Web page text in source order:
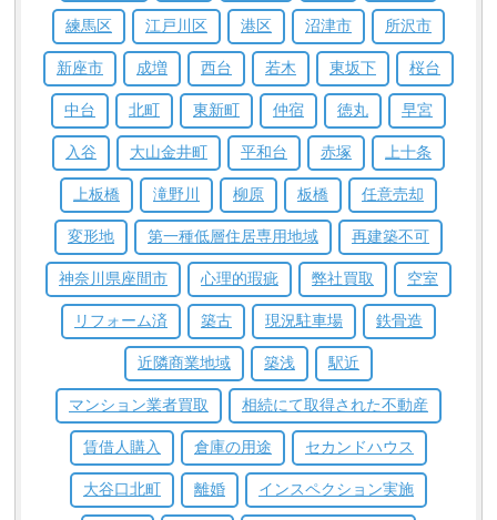
さい。海外との行き来、引き続き大変かと思いますが、どう
か体調等崩されませんよう、お気を付けください。この度の
お取引、誠にありがとうございました。
練馬区 江戸川区 港区 沼津市 所沢市
新座市 成増 西台 若木 東坂下 桜台
中台 北町 東新町 仲宿 徳丸 早宮
入谷 大山金井町 平和台 赤塚 上十条
上板橋 滝野川 柳原 板橋 任意売却
変形地 第一種低層住居専用地域 再建築不可
神奈川県座間市 心理的瑕疵 弊社買取 空室
リフォーム済 築古 現況駐車場 鉄骨造
近隣商業地域 築浅 駅近
マンション業者買取 相続にて取得された不動産
賃借人購入 倉庫の用途 セカンドハウス
大谷口北町 離婚 インスペクション実施